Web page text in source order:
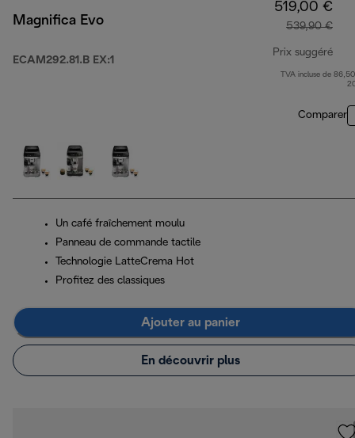
Magnifica Evo
ECAM292.81.B EX:1
519,00 €
539,90 €
Prix suggéré
TVA incluse de
Comparer
Un café fraîchement moulu
Panneau de commande tactile
Technologie LatteCrema Hot
Profitez des classiques
Ajouter au panier
En découvrir plus